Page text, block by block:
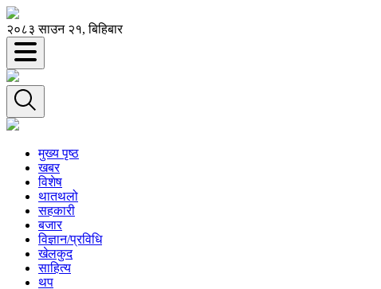
२०८३ साउन २१, बिहिबार
मुख्य पृष्ठ
खबर
विशेष
थातथलो
सहकारी
बजार
विज्ञान/प्रविधि
खेलकुद
साहित्य
थप